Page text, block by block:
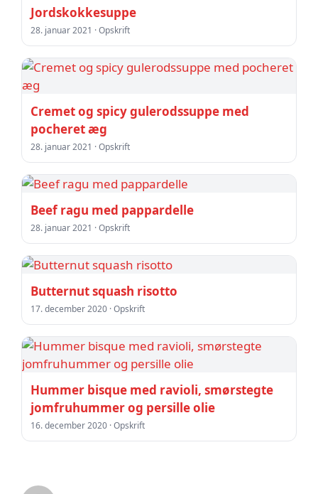
Jordskokkesuppe
28. januar 2021 · Opskrift
Cremet og spicy gulerodssuppe med
pocheret æg
28. januar 2021 · Opskrift
Beef ragu med pappardelle
28. januar 2021 · Opskrift
Butternut squash risotto
17. december 2020 · Opskrift
Hummer bisque med ravioli, smørstegte
jomfruhummer og persille olie
16. december 2020 · Opskrift